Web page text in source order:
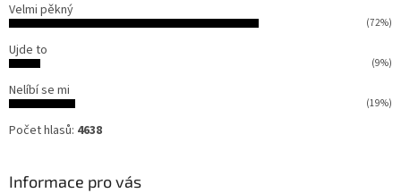
Velmi pěkný
(72%)
Ujde to
(9%)
Nelíbí se mi
(19%)
Počet hlasů: 4638
Informace pro vás